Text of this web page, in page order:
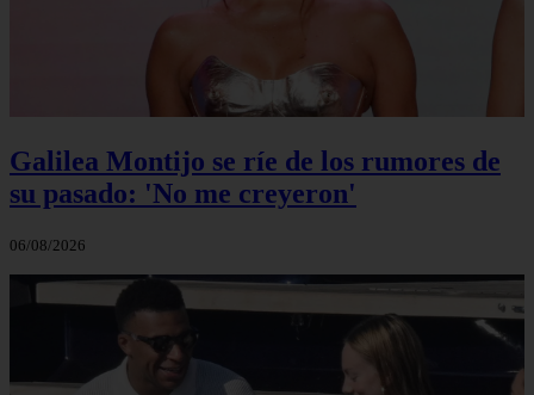
Galilea Montijo se ríe de los rumores de
su pasado: 'No me creyeron'
06/08/2026